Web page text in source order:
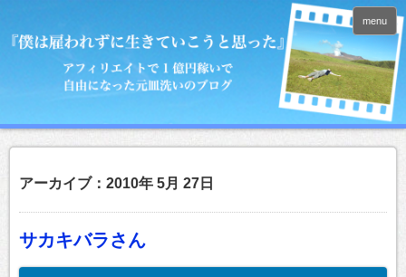
menu
アーカイブ：2010年 5月 27日
サカキバラさん